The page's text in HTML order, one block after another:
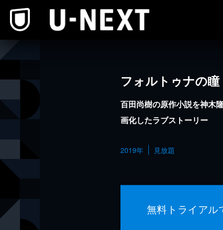
フォルトゥナの瞳
百田尚樹の原作小説を神木
画化したラブストーリー
2019年 見放題
無料トライアル